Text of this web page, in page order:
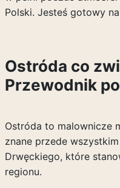
Polski. Jesteś gotowy
Ostróda co
Przewodnik
Ostróda to malownicze
znane przede
Drwęckiego, które
regionu.